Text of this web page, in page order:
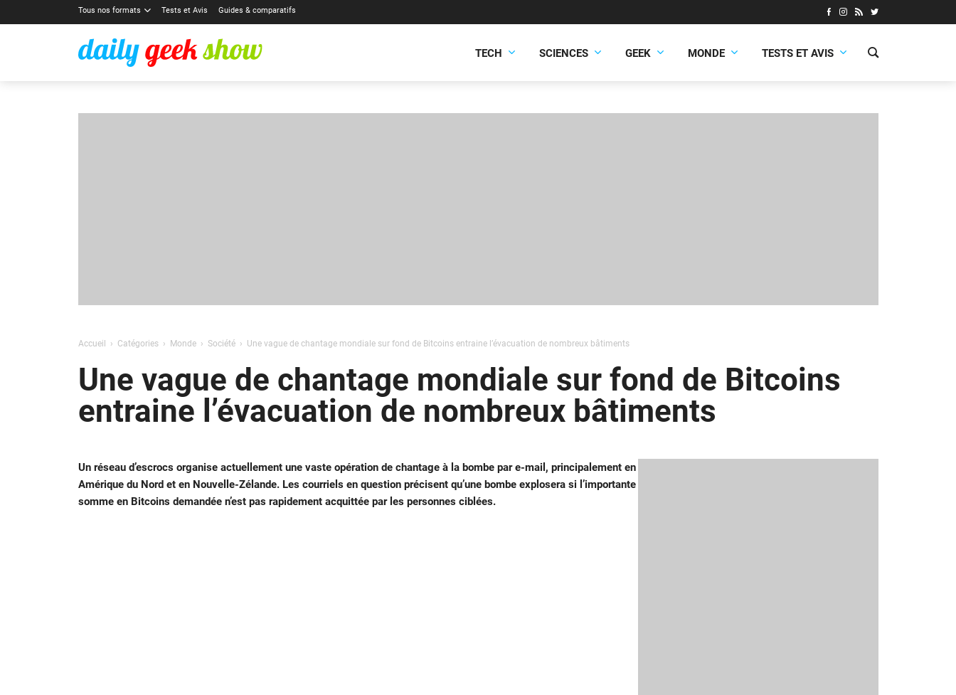
Tous nos formats Tests et Avis Guides & comparatifs
TECH SCIENCES GEEK MONDE TESTS ET AVIS
Accueil Catégories Monde Société Une vague de chantage mondiale sur fond de Bitcoins entraine l’évacuation de nombreux bâtiments
Une vague de chantage mondiale sur fond de Bitcoins
entraine l’évacuation de nombreux bâtiments
Un réseau d’escrocs organise actuellement une vaste opération de chantage à la bombe par e-mail, principalement en
Amérique du Nord et en Nouvelle-Zélande. Les courriels en question précisent qu’une bombe explosera si l’importante
somme en Bitcoins demandée n’est pas rapidement acquittée par les personnes ciblées.